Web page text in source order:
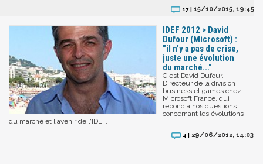
17 | 15/10/2015, 19:45
IDEF 2012 > David
Dufour (Microsoft) :
"il n'y a pas de crise,
juste une évolution
du marché..."
C'est David Dufour,
Directeur de la division
business et games chez
Microsoft France, qui
répond à nos questions
concernant les évolutions
du marché et l'avenir de l'IDEF.
4 | 29/06/2012, 14:03